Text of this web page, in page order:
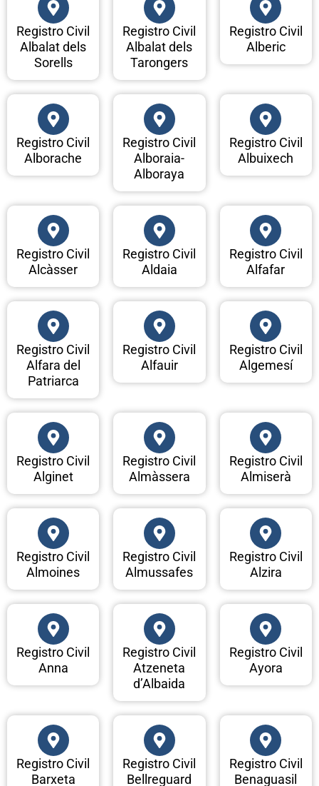
Registro Civil
Albalat dels
Sorells
Registro Civil
Albalat dels
Tarongers
Registro Civil
Alberic
Registro Civil
Alborache
Registro Civil
Alboraia-
Alboraya
Registro Civil
Albuixech
Registro Civil
Alcàsser
Registro Civil
Aldaia
Registro Civil
Alfafar
Registro Civil
Alfara del
Patriarca
Registro Civil
Alfauir
Registro Civil
Algemesí
Registro Civil
Alginet
Registro Civil
Almàssera
Registro Civil
Almiserà
Registro Civil
Almoines
Registro Civil
Almussafes
Registro Civil
Alzira
Registro Civil
Anna
Registro Civil
Atzeneta
d’Albaida
Registro Civil
Ayora
Registro Civil
Barxeta
Registro Civil
Bellreguard
Registro Civil
Benaguasil